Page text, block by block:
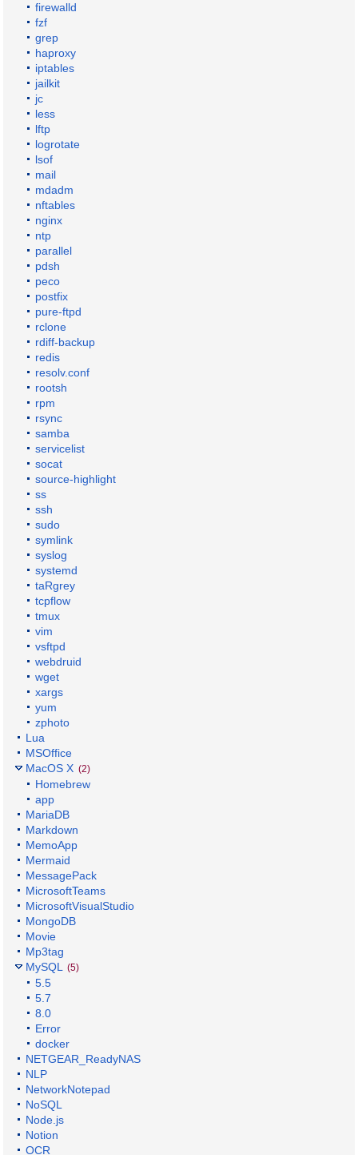
firewalld
fzf
grep
haproxy
iptables
jailkit
jc
less
lftp
logrotate
lsof
mail
mdadm
nftables
nginx
ntp
parallel
pdsh
peco
postfix
pure-ftpd
rclone
rdiff-backup
redis
resolv.conf
rootsh
rpm
rsync
samba
servicelist
socat
source-highlight
ss
ssh
sudo
symlink
syslog
systemd
taRgrey
tcpflow
tmux
vim
vsftpd
webdruid
wget
xargs
yum
zphoto
Lua
MSOffice
MacOS X (2)
Homebrew
app
MariaDB
Markdown
MemoApp
Mermaid
MessagePack
MicrosoftTeams
MicrosoftVisualStudio
MongoDB
Movie
Mp3tag
MySQL (5)
5.5
5.7
8.0
Error
docker
NETGEAR_ReadyNAS
NLP
NetworkNotepad
NoSQL
Node.js
Notion
OCR